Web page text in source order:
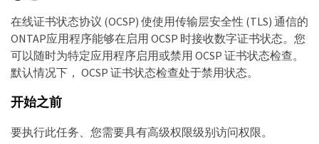
在线证书状态协议 (OCSP) 使使用传输层安全性 (TLS) 通信的
ONTAP应用程序能够在启用 OCSP 时接收数字证书状态。您
可以随时为特定应用程序启用或禁用 OCSP 证书状态检查。
默认情况下， OCSP 证书状态检查处于禁用状态。
开始之前
要执行此任务、您需要具有高级权限级别访问权限。